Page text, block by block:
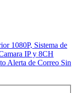
1080P, Sistema de
IP y 8CH
Alerta de Correo Sin